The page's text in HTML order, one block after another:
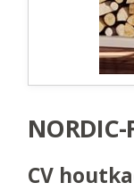
NORDIC-
CV